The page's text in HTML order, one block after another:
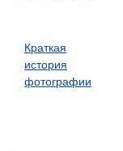
Краткая
история
фотографии